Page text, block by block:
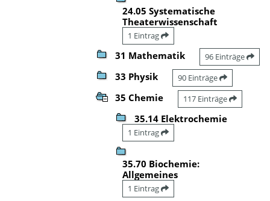
24.05 Systematische
Theaterwissenschaft
1 Eintrag
31 Mathematik 96 Einträge
33 Physik 90 Einträge
35 Chemie 117 Einträge
35.14 Elektrochemie
1 Eintrag
35.70 Biochemie:
Allgemeines
1 Eintrag